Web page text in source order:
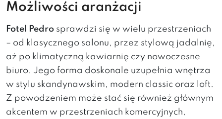
Możliwości aranżacji
Fotel Pedro sprawdzi się w wielu przestrzeniach
– od klasycznego salonu, przez stylową jadalnię,
aż po klimatyczną kawiarnię czy nowoczesne
biuro. Jego forma doskonale uzupełnia wnętrza
w stylu skandynawskim, modern classic oraz loft.
Z powodzeniem może stać się również głównym
akcentem w przestrzeniach komercyjnych,